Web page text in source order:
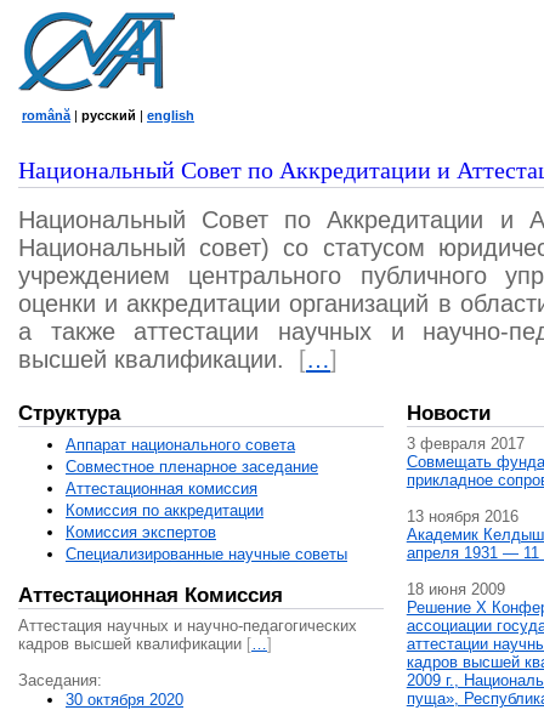
română | русский | english
Национальный Совет по Аккредитации и
Национальный Совет по Аккредитации и
Национальный совет) со статусом
учреждением центрального публичного
оценки и аккредитации организаций в
а также аттестации научных и научно-
высшей квалификации.
[…]
Структура
Аппарат национального совета
Совместное пленарное заседание
Аттестационная комисcия
Комиссия по аккредитации
Комиссия экспертов
Специализированные научные советы
Аттестационная Комиссия
Аттестация научных и научно-педагогических
кадров высшей квалификации […]
Заседания:
30 октября 2020
Новости
3 февраля 2017
Совмещать
прикладное
13 ноября 2016
Академик
апреля 1931 — 11
18 июня 2009
Решение X
ассоциации
аттестации
кадров высшей
2009 г.,
пуща»,